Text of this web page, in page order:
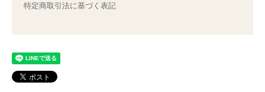
特定商取引法に基づく表記